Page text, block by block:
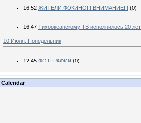
16:52 ЖИТЕЛИ ФОКИНО!!! ВНИМАНИЕ!!! (0)
16:47 Тихоокеанскому ТВ исполнилось 20 лет
10 Июля, Понедельник
12:45 ФОТГРАФИИ (0)
Calendar